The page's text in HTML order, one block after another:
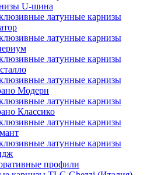
U-шина
латунные карнизы
латунные карнизы
латунные карнизы
латунные карнизы
Модерн
латунные карнизы
Классико
латунные карнизы
латунные карнизы
профили